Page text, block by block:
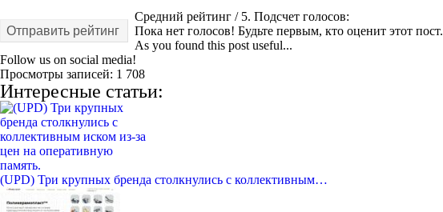
Отправить рейтинг
Средний рейтинг / 5. Подсчет голосов:
Пока нет голосов! Будьте первым, кто оценит этот пост.
As you found this post useful...
Follow us on social media!
Просмотры записей: 1 708
Интересные статьи:
(UPD) Три крупных бренда столкнулись с коллективным…